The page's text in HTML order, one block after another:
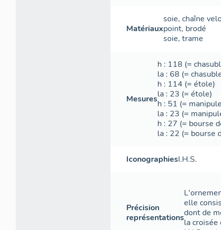
Matériaux
soie, chaîne
point, brodé
soie, trame
Mesures
h : 118 (=
la : 68 (=
h : 114 (= étole)
la : 23 (= étole)
h : 51 (=
la : 23 (=
h : 27 (= bourse
la : 22 (= bourse
IconographiesI.H.S.
Précision
représentations
elle
dont de
la